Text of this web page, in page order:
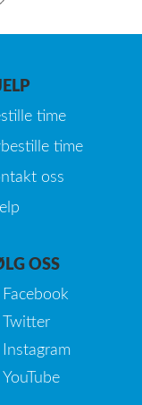
time
time
oss
OSS
Facebook
Twitter
Instagram
YouTube